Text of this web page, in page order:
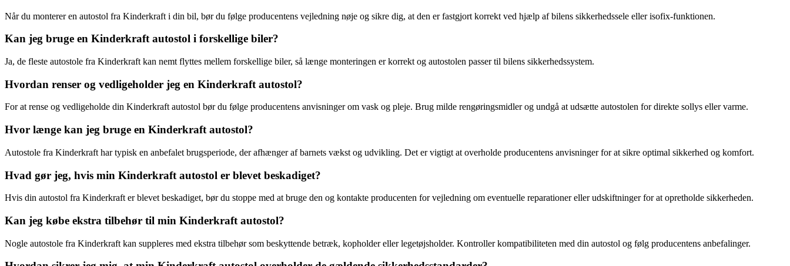
Når du monterer en autostol fra Kinderkraft i din bil, bør du følge producentens vejledning nøje og sikre dig, at den er fastgjort korrekt ved hjælp af bilens sikkerhedssele eller isofix-funktionen.
Kan jeg bruge en Kinderkraft autostol i forskellige biler?
Ja, de fleste autostole fra Kinderkraft kan nemt flyttes mellem forskellige biler, så længe monteringen er korrekt og autostolen passer til bilens sikkerhedssystem.
Hvordan renser og vedligeholder jeg en Kinderkraft autostol?
For at rense og vedligeholde din Kinderkraft autostol bør du følge producentens anvisninger om vask og pleje. Brug milde rengøringsmidler og undgå at udsætte autostolen for direkte sollys eller varme.
Hvor længe kan jeg bruge en Kinderkraft autostol?
Autostole fra Kinderkraft har typisk en anbefalet brugsperiode, der afhænger af barnets vækst og udvikling. Det er vigtigt at overholde producentens anvisninger for at sikre optimal sikkerhed og komfort.
Hvad gør jeg, hvis min Kinderkraft autostol er blevet beskadiget?
Hvis din autostol fra Kinderkraft er blevet beskadiget, bør du stoppe med at bruge den og kontakte producenten for vejledning om eventuelle reparationer eller udskiftninger for at opretholde sikkerheden.
Kan jeg købe ekstra tilbehør til min Kinderkraft autostol?
Nogle autostole fra Kinderkraft kan suppleres med ekstra tilbehør som beskyttende betræk, kopholder eller legetøjsholder. Kontroller kompatibiliteten med din autostol og følg producentens anbefalinger.